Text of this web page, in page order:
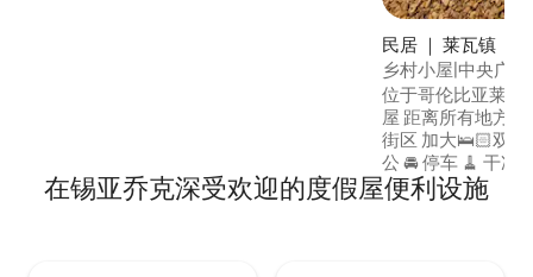
民居 ｜ 莱瓦镇
乡村小屋|中央广
位于哥伦比亚莱
屋 距离所有地方都很近。距离中央广场5个
街区 加大🛌🏻双人床 📶 WiFi 👨‍💻 共享办
公 🚘 停车 🧹 干净
备🥘服务（额外费用） 房源 ✨ 这
供独特的体验，将
在锡亚乔克深受欢迎的度假屋便利设施